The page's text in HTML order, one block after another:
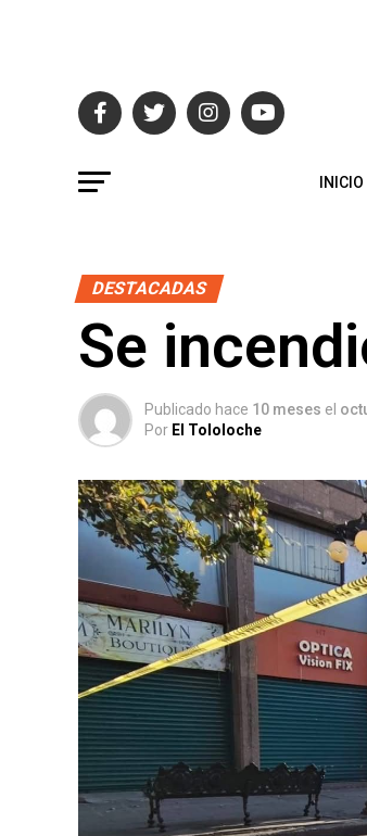
INICIO
DESTACADAS
Se
Publicado hace 10 meses el
Por El Tololoche